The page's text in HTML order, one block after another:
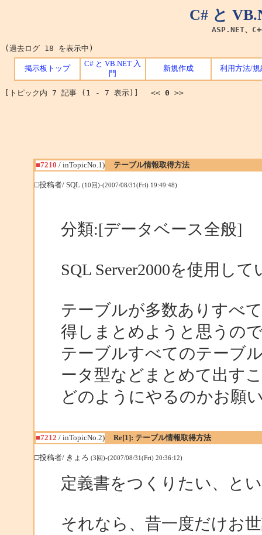
C# と
ASP.NET、
(過去ログ 18 を表示中)
掲示板トップ
C# と VB.NET 入
門
新規作成 利用方法/規
[トピック内 7 記事 (1 - 7 表示)] << 0 >>
■7210 / inTopicNo.1) テーブル情報取得方法
□投稿者/ SQL (10回)-(2007/08/31(Fri) 19:49:48)
分類:[データベース全般]
SQL Server2000を使用し
テーブルが多数ありすべ
得しまとめようと思うの
テーブルすべてのテーブ
ータ型などまとめて出す
どのようにやるのかお願
■7212 / inTopicNo.2) Re[1]: テーブル情報取得方法
□投稿者/ きょろ (3回)-(2007/08/31(Fri) 20:36:12)
定義書をつくりたい、と
それなら、昔一度だけお